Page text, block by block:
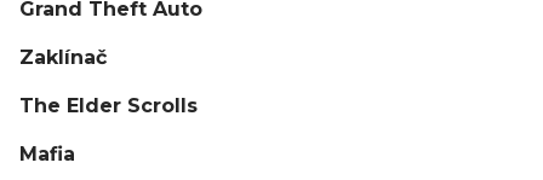
Grand Theft Auto
Zaklínač
The Elder Scrolls
Mafia